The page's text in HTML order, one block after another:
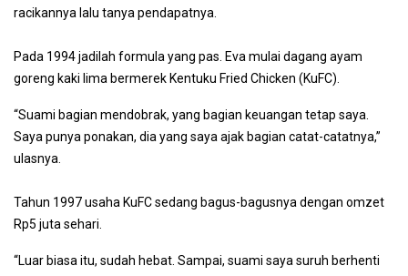
racikannya lalu tanya pendapatnya.
Pada 1994 jadilah formula yang pas. Eva mulai dagang ayam
goreng kaki lima bermerek Kentuku Fried Chicken (KuFC).
“Suami bagian mendobrak, yang bagian keuangan tetap saya.
Saya punya ponakan, dia yang saya ajak bagian catat-catatnya,”
ulasnya.
Tahun 1997 usaha KuFC sedang bagus-bagusnya dengan omzet
Rp5 juta sehari.
“Luar biasa itu, sudah hebat. Sampai, suami saya suruh berhenti